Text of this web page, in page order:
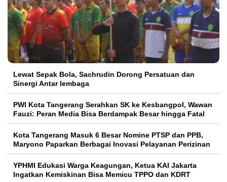
Lewat Sepak Bola, Sachrudin Dorong Persatuan dan
Sinergi Antar lembaga
PWI Kota Tangerang Serahkan SK ke Kesbangpol, Wawan
Fauzi: Peran Media Bisa Berdampak Besar hingga Fatal
Kota Tangerang Masuk 6 Besar Nomine PTSP dan PPB,
Maryono Paparkan Berbagai Inovasi Pelayanan Perizinan
YPHMI Edukasi Warga Keagungan, Ketua KAI Jakarta
Ingatkan Kemiskinan Bisa Memicu TPPO dan KDRT